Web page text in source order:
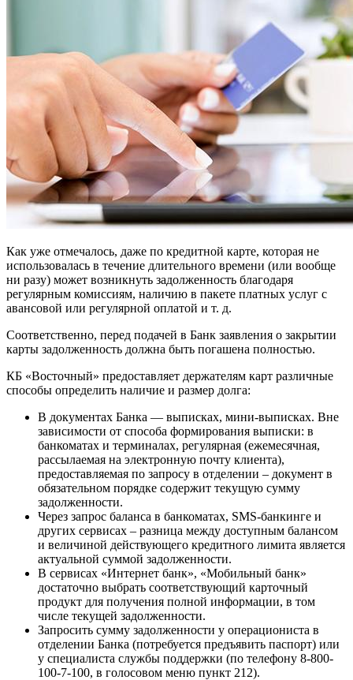
Как уже отмечалось, даже по кредитной карте, которая не
использовалась в течение длительного времени (или вообще
ни разу) может возникнуть задолженность благодаря
регулярным комиссиям, наличию в пакете платных услуг с
авансовой или регулярной оплатой и т. д.
Соответственно, перед подачей в Банк заявления о закрытии
карты задолженность должна быть погашена полностью.
КБ «Восточный» предоставляет держателям карт различные
способы определить наличие и размер долга:
В документах Банка — выписках, мини-выписках. Вне
зависимости от способа формирования выписки: в
банкоматах и терминалах, регулярная (ежемесячная,
рассылаемая на электронную почту клиента),
предоставляемая по запросу в отделении – документ в
обязательном порядке содержит текущую сумму
задолженности.
Через запрос баланса в банкоматах, SMS-банкинге и
других сервисах – разница между доступным балансом
и величиной действующего кредитного лимита является
актуальной суммой задолженности.
В сервисах «Интернет банк», «Мобильный банк»
достаточно выбрать соответствующий карточный
продукт для получения полной информации, в том
числе текущей задолженности.
Запросить сумму задолженности у операциониста в
отделении Банка (потребуется предъявить паспорт) или
у специалиста службы поддержки (по телефону 8-800-
100-7-100, в голосовом меню пункт 212).